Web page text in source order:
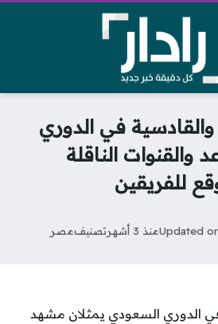
والقادسية في الدوري
والقنوات الناقلة
للفريقين
Updatedمنذ 3 أشهر تصنيفمصر
في الدوري السعودي يمثلان مشهد